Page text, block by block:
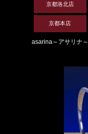
京都洛北店
京都本店
asarina～アサリナ～